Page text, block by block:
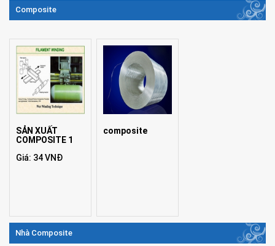
Composite
SẢN XUẤT
COMPOSITE 1
Giá: 34 VNĐ
composite
Nhà Composite